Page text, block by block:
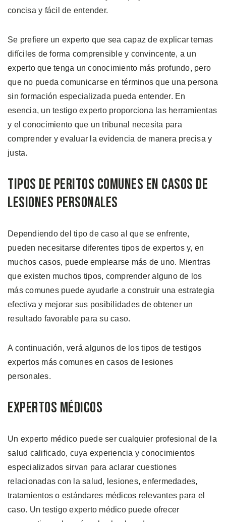
concisa y fácil de entender.
Se prefiere un experto que sea capaz de explicar temas
difíciles de forma comprensible y convincente, a un
experto que tenga un conocimiento más profundo, pero
que no pueda comunicarse en términos que una persona
sin formación especializada pueda entender. En
esencia, un testigo experto proporciona las herramientas
y el conocimiento que un tribunal necesita para
comprender y evaluar la evidencia de manera precisa y
justa.
Tipos de Peritos Comunes en Casos de
Lesiones Personales
Dependiendo del tipo de caso al que se enfrente,
pueden necesitarse diferentes tipos de expertos y, en
muchos casos, puede emplearse más de uno. Mientras
que existen muchos tipos, comprender alguno de los
más comunes puede ayudarle a construir una estrategia
efectiva y mejorar sus posibilidades de obtener un
resultado favorable para su caso.
A continuación, verá algunos de los tipos de testigos
expertos más comunes en casos de lesiones
personales.
Expertos Médicos
Un experto médico puede ser cualquier profesional de la
salud calificado, cuya experiencia y conocimientos
especializados sirvan para aclarar cuestiones
relacionadas con la salud, lesiones, enfermedades,
tratamientos o estándares médicos relevantes para el
caso. Un testigo experto médico puede ofrecer